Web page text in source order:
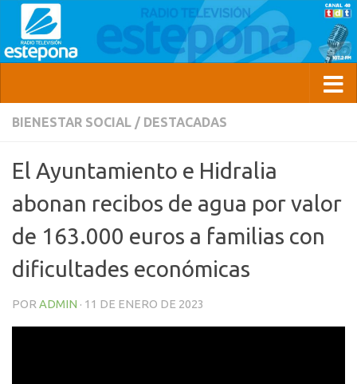
BIENESTAR SOCIAL / DESTACADAS
El Ayuntamiento e Hidralia
abonan recibos de agua por valor
de 163.000 euros a familias con
dificultades económicas
POR ADMIN · 11 DE ENERO DE 2023